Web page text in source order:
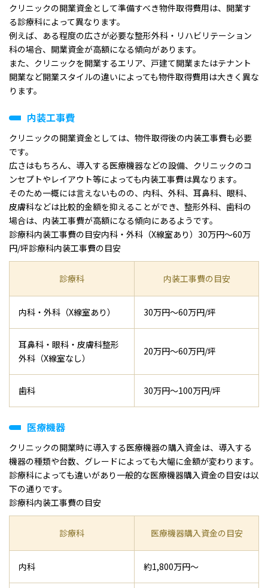
クリニックの開業資金として準備すべき物件取得費用は、開業す
る診療科によって異なります。
例えば、ある程度の広さが必要な整形外科・リハビリテーション
科の場合、開業資金が高額になる傾向があります。
また、クリニックを開業するエリア、戸建て開業またはテナント
開業など開業スタイルの違いによっても物件取得費用は大きく異な
ります。
内装工事費
クリニックの開業資金としては、物件取得後の内装工事費も必要
です。
広さはもちろん、導入する医療機器などの設備、クリニックのコ
ンセプトやレイアウト等によっても内装工事費は異なります。
そのため一概には言えないものの、内科、外科、耳鼻科、眼科、
皮膚科などは比較的金額を抑えることができ、整形外科、歯科の
場合は、内装工事費が高額になる傾向にあるようです。
診療科内装工事費の目安内科・外科（X線室あり）30万円～60万
円/坪診療科内装工事費の目安
診療科 内装工事費の目安
内科・外科（X線室あり） 30万円～60万円/坪
耳鼻科・眼科・皮膚科整形
外科（X線室なし）
20万円～60万円/坪
歯科 30万円～100万円/坪
医療機器
クリニックの開業時に導入する医療機器の購入資金は、導入する
機器の種類や台数、グレードによっても大幅に金額が変わります。
診療科によっても違いがあり一般的な医療機器購入資金の目安は以
下の通りです。
診療科内装工事費の目安
診療科 医療機器購入資金の目安
内科 約1,800万円～